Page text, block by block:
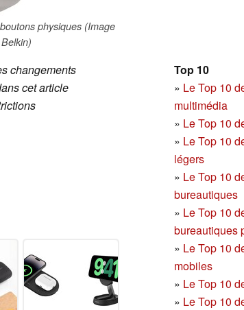
physiques (Image
Top 10
» Le Top 10
multimédia
» Le Top 10
» Le Top 10
légers
» Le Top 10
bureautiques
» Le Top 10
bureautiques
» Le Top 10
mobiles
» Le Top 10
» Le Top 10
changements
cet article